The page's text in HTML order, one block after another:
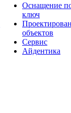
Оснащение
ключ
объектов
Сервис
Айдентика